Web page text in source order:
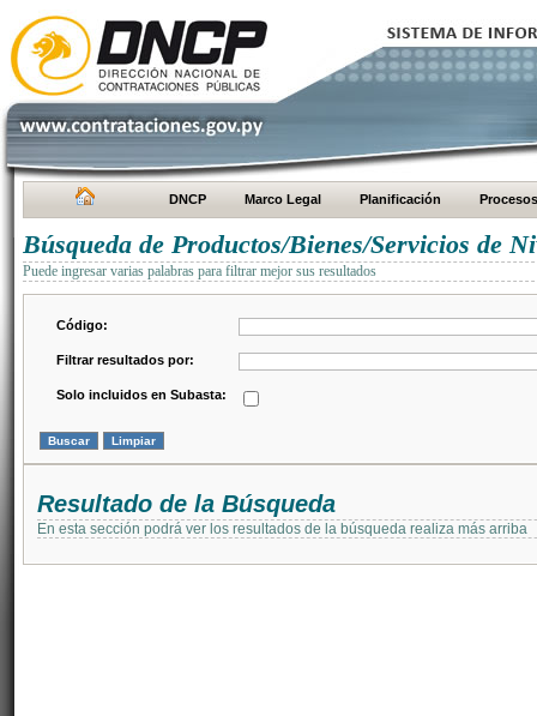
DNCP Marco Legal Planificación Procesos
Búsqueda de Productos/Bienes/Servicios de
Puede ingresar varias palabras para filtrar mejor sus resultados
Código:
Filtrar resultados por:
Solo incluidos en Subasta:
Resultado de la Búsqueda
En esta sección podrá ver los resultados de la búsqueda realiza más arriba